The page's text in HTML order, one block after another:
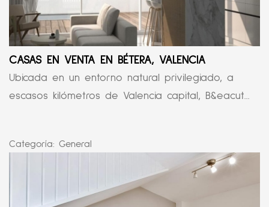
CASAS EN VENTA EN BÉTERA, VALENCIA
Ubicada en un entorno natural privilegiado, a
escasos kilómetros de Valencia capital, B&eacut...
Categoría: General